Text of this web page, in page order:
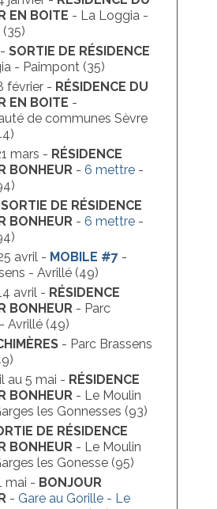
ARTISTIQUES
PÉDAGOGIQUES
MAINE
EN BOITE - La Loggia -
SORTIE DE RÉSIDENCE
- Paimpont (35)
février - RÉSIDENCE DU
EN BOITE -
de communes Sèvre
mars - RÉSIDENCE
BONHEUR - 6 mettre -
SORTIE DE RÉSIDENCE
BONHEUR - 6 mettre -
avril - MOBILE #7 -
- Avrillé (49)
avril - RÉSIDENCE
BONHEUR - Parc
Avrillé (49)
- Parc Brassens
au 5 mai - RÉSIDENCE
BONHEUR - Le Moulin
les Gonnesses (93)
DE RÉSIDENCE
BONHEUR - Le Moulin
les Gonesse (95)
mai - BONJOUR
- Gare au Gorille - Le